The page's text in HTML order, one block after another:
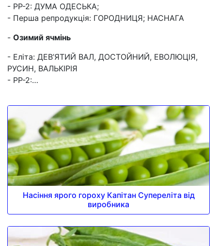
- РР-2: ДУМА ОДЕСЬКА;
- Перша репродукція: ГОРОДНИЦЯ; НАСНАГА
- Озимий ячмінь
- Еліта: ДЕВ’ЯТИЙ ВАЛ, ДОСТОЙНИЙ, ЕВОЛЮЦІЯ,
РУСИН, ВАЛЬКІРІЯ
- РР-2:…
Насіння ярого гороху Капітан Супереліта від
виробника